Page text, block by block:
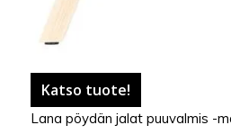
Katso tuote!
Lana pöydän jalat puuvalmis -